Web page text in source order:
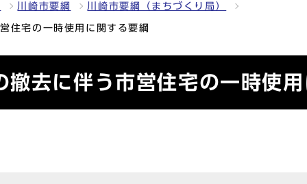
川崎市要綱 川崎市要綱（まちづくり局）
住宅の一時使用に関する要綱
去に伴う市営住宅の一時使